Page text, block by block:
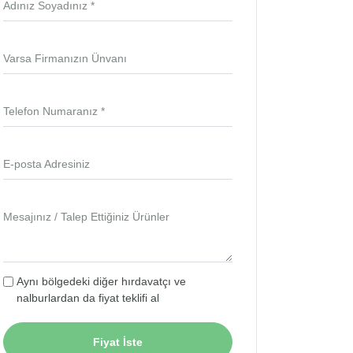
Adınız Soyadınız *
Varsa Firmanızın Ünvanı
Telefon Numaranız *
E-posta Adresiniz
Mesajınız / Talep Ettiğiniz Ürünler
Aynı bölgedeki diğer hırdavatçı ve
nalburlardan da fiyat teklifi al
Fiyat İste